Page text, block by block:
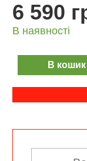
6 590
В наявності
В кошик